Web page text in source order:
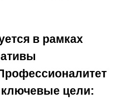
в рамках
ключевые цели: